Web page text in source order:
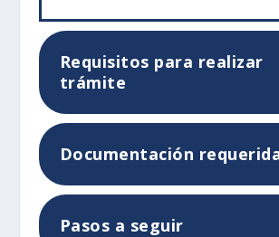
Requisitos para realizar
trámite
Documentación
Pasos a seguir